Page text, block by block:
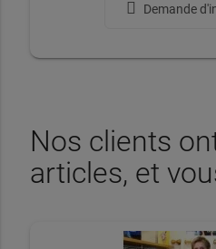
Demande
Nos clients
articles, et